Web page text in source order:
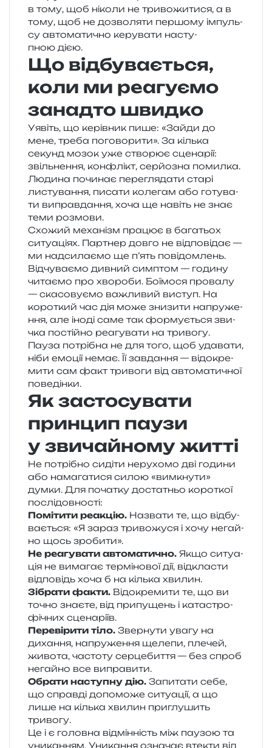
в тому, щоб ніко­ли не три­во­жи­ти­ся, а в
тому, щоб не дозво­ля­ти пер­шо­му імпуль­
су авто­ма­ти­чно керу­ва­ти насту­
пною дією.
Що відбувається,
коли ми реагуємо
занадто швидко
Уявіть, що керів­ник пише: «Зайди до
мене, треба пого­во­ри­ти». За кіль­ка
секунд мозок уже ство­рює сце­на­рії:
звіль­не­н­ня, кон­флікт, сер­йо­зна помил­ка.
Людина почи­нає пере­гля­да­ти старі
листу­ва­н­ня, писа­ти коле­гам або готу­ва­
ти виправ­да­н­ня, хоча ще навіть не знає
теми розмови.
Схожий меха­нізм пра­цює в бага­тьох
ситу­а­ці­ях. Партнер довго не від­по­від­ає —
ми над­си­ла­є­мо ще п’ять пові­дом­лень.
Відчуваємо див­ний сим­птом — годи­ну
чита­є­мо про хво­ро­би. Боїмося про­ва­лу
— ска­со­ву­є­мо важли­вий виступ. На
коро­ткий час дія може зни­зи­ти напру­же­
н­ня, але іноді саме так фор­му­є­ться зви­
чка постій­но реа­гу­ва­ти на тривогу.
Пауза потрі­бна не для того, щоб уда­ва­ти,
ніби емо­ції немає. Її зав­да­н­ня — від­окре­
ми­ти сам факт три­во­ги від авто­ма­ти­чної
поведінки.
Як застосувати
принцип паузи
у звичайному житті
Не потрі­бно сиді­ти неру­хо­мо дві годи­ни
або нама­га­ти­ся силою «вимкну­ти»
думки. Для поча­тку доста­тньо коро­ткої
послідовності:
Помітити реа­кцію. Назвати те, що від­бу­
ва­є­ться: «Я зараз три­во­жу­ся і хочу негай­
но щось зробити».
Не реа­гу­ва­ти авто­ма­ти­чно. Якщо ситу­а­
ція не вима­гає тер­мі­но­вої дії, від­кла­сти
від­по­відь хоча б на кіль­ка хвилин.
Зібрати факти. Відокремити те, що ви
точно зна­є­те, від при­пу­щень і ката­стро­
фі­чних сценаріїв.
Перевірити тіло. Звернути увагу на
диха­н­ня, напру­же­н­ня щеле­пи, пле­чей,
живо­та, часто­ту сер­це­би­т­тя — без спроб
негай­но все виправити.
Обрати насту­пну дію. Запитати себе,
що справ­ді допо­мо­же ситу­а­ції, а що
лише на кіль­ка хви­лин при­глу­шить
тривогу.
Це і є голов­на від­мін­ність між пау­зою та
уни­ка­н­ням. Уникання озна­чає вте­кти від